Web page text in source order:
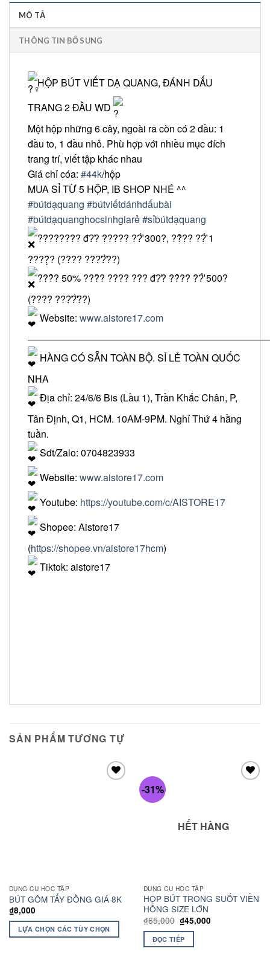
MÔ TẢ
THÔNG TIN BỔ SUNG
HỘP BÚT VIẾT DẠ QUANG, ĐÁNH DẤU
TRANG 2 ĐẦU WD
Một hộp những 6 cây, ngoài ra còn có 2 đầu: 1
đầu to, 1 đầu nhỏ. Phù hợp với nhiều mục đích
trang trí, viết tập khác nhau
Giá chỉ cóa: #44k/hộp
MUA SỈ TỪ 5 HỘP, IB SHOP NHÉ ^^
#bútdạquang #bútviếtdánhdấubài
#bútdạquanghocsinhgiarẻ#sỉbútdạquang
???????? đ?̛? ????? ??̛̀ 300?, ??̉?? ??̛̀ 1
????̣̂? (???? ???̛?̛̀??)
???̉? 50% ???̂̀? ???? ??? đ?̛? ??̉?? ??̛̀ 500?
(???? ???̛?̛̀??)
Website: www.aistore17.com
HÀNG CÓ SẴN TOÀN BỘ. SỈ LẺ TOÀN QUỐC
NHA
Địa chỉ: 24/6/6 Bis (Lầu 1), Trần Khắc Chân, P,
Tân Định, Q1, HCM. 10AM-9PM. Nghỉ Thứ 4 hằng
tuần.
Sđt/Zalo: 0704823933
Website: www.aistore17.com
Youtube: https://youtube.com/c/AISTORE17
Shopee: Aistore17
(https://shopee.vn/aistore17hcm)
Tiktok: aistore17
SẢN PHẨM TƯƠNG TỰ
DỤNG CỤ HỌC TẬP
BÚT GÔM TẨY ĐỒNG GIÁ 8K
₫8,000
LỰA CHỌN CÁC TÙY CHỌN
-31%
HẾT HÀNG
DỤNG CỤ HỌC TẬP
HỘP BÚT TRONG SUỐT VIỀN
HỒNG SIZE LỚN
₫65,000 ₫45,000
ĐỌC TIẾP